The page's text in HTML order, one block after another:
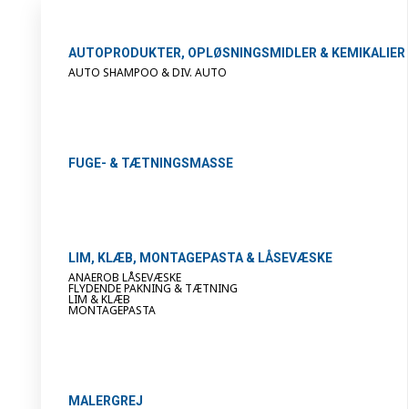
AUTOPRODUKTER, OPLØSNINGSMIDLER & KEMIKALIER
AUTO SHAMPOO & DIV. AUTO
FUGE- & TÆTNINGSMASSE
LIM, KLÆB, MONTAGEPASTA & LÅSEVÆSKE
ANAEROB LÅSEVÆSKE
FLYDENDE PAKNING & TÆTNING
LIM & KLÆB
MONTAGEPASTA
MALERGREJ